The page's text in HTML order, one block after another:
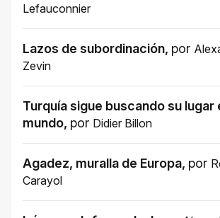
Lefauconnier
Lazos de subordinación, por
Zevin
Turquía sigue buscando su lugar
mundo, por Didier Billon
Agadez, muralla de Europa, por
Carayol